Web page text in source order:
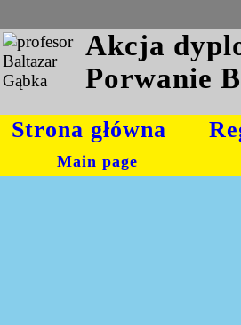
Akcja
Porwanie
Strona główna
Main page